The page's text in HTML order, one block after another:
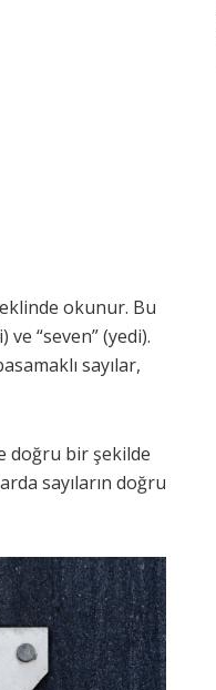
okunur. Bu
“seven” (yedi).
sayılar,
doğru bir şekilde
sayıların doğru